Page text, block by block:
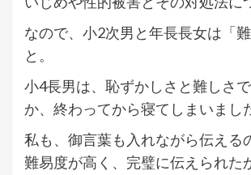
なので、小2次男と年長長女は「難
と。
小4長男は、恥ずかしさと難しさ
か、終わってから寝てしまいまし
私も、御言葉も入れながら伝える
難易度が高く、完璧に伝えられた